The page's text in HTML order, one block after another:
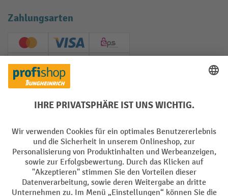
Zahlungsarten
Creditcard (Master)Creditcard (Visa)
EPS
PayPal
Soziale Netzwerke
Impressum Datenschutz
Barrierefreiheit Privacy Settings